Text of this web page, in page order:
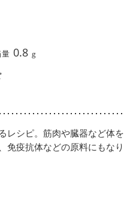
量 0.8 g
レシピ。筋肉や臓器など体を
免疫抗体などの原料にもなり